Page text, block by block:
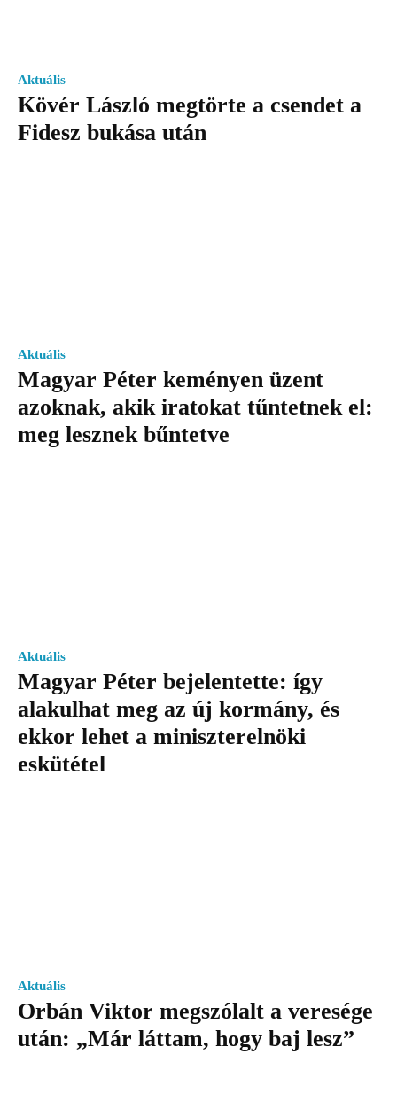
Aktuális
Kövér László megtörte a csendet a
Fidesz bukása után
Aktuális
Magyar Péter keményen üzent
azoknak, akik iratokat tűntetnek el:
meg lesznek bűntetve
Aktuális
Magyar Péter bejelentette: így
alakulhat meg az új kormány, és
ekkor lehet a miniszterelnöki
eskütétel
Aktuális
Orbán Viktor megszólalt a veresége
után: „Már láttam, hogy baj lesz”